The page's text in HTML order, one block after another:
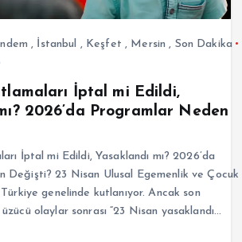
, İstanbul , Keşfet , Mersin , Son Dakika
İptal mi Edildi,
2026’da Programlar Neden
İptal mi Edildi, Yasaklandı mı? 2026’da
Değişti? 23 Nisan Ulusal Egemenlik ve Çocuk
Türkiye genelinde kutlanıyor. Ancak son
olaylar sonrası “23 Nisan yasaklandı…